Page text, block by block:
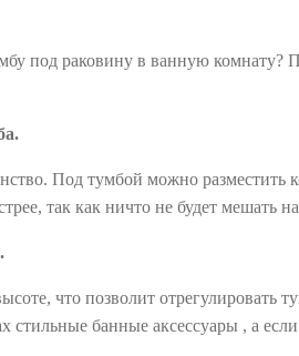
под раковину в ванную комнату?
Под тумбой можно разместить
так как ничто не будет мешать
что позволит
банные аксессуары , а